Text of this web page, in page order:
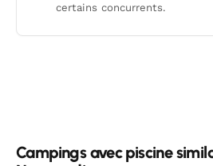
certains concurrents.
Campings avec piscine